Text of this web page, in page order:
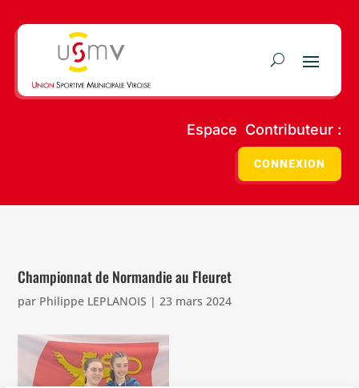
Espace Contributeur :
CONNEXION
Championnat de Normandie au Fleuret
par Philippe LEPLANOIS |23 mars 2024